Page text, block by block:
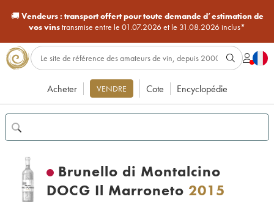
🚚Vendeurs : transport offert pour toute demande d’estimation de
vos vinstransmise entre le 01.07.2026 et le 31.08.2026 inclus*
Acheter VENDRE Cote Encyclopédie
Brunello di Montalcino
DOCG Il Marroneto 2015